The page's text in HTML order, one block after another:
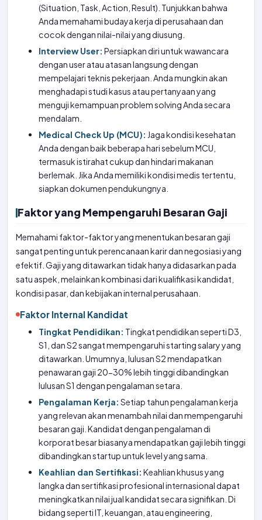
(Situation, Task, Action, Result). Tunjukkan bahwa
Anda memahami budaya kerja di perusahaan dan
cocok dengan nilai-nilai yang diusung.
Interview User: Persiapkan diri untuk wawancara
dengan user atau atasan langsung dengan
mempelajari teknis pekerjaan. Anda mungkin akan
menghadapi studi kasus atau pertanyaan yang
menguji kemampuan problem solving Anda secara
mendalam.
Medical Check Up (MCU): Jaga kondisi kesehatan
Anda dengan baik beberapa hari sebelum MCU,
termasuk istirahat cukup dan hindari makanan
berlemak. Jika Anda memiliki kondisi medis tertentu,
siapkan dokumen pendukungnya.
Faktor yang Mempengaruhi Besaran Gaji
Memahami faktor-faktor yang menentukan besaran gaji
sangat penting untuk perencanaan karir dan negosiasi yang
efektif. Gaji yang ditawarkan tidak hanya didasarkan pada
satu aspek, melainkan kombinasi dari kualifikasi kandidat,
kondisi pasar, dan kebijakan internal perusahaan.
Faktor Internal Kandidat
Tingkat Pendidikan: Tingkat pendidikan seperti D3,
S1, dan S2 sangat mempengaruhi starting salary yang
ditawarkan. Umumnya, lulusan S2 mendapatkan
penawaran gaji 20-30% lebih tinggi dibandingkan
lulusan S1 dengan pengalaman setara.
Pengalaman Kerja: Setiap tahun pengalaman kerja
yang relevan akan menambah nilai dan mempengaruhi
besaran gaji. Kandidat dengan pengalaman di
korporat besar biasanya mendapatkan gaji lebih tinggi
dibandingkan startup untuk level yang sama.
Keahlian dan Sertifikasi: Keahlian khusus yang
langka dan sertifikasi profesional internasional dapat
meningkatkan nilai jual kandidat secara signifikan. Di
bidang seperti IT, keuangan, atau engineering,